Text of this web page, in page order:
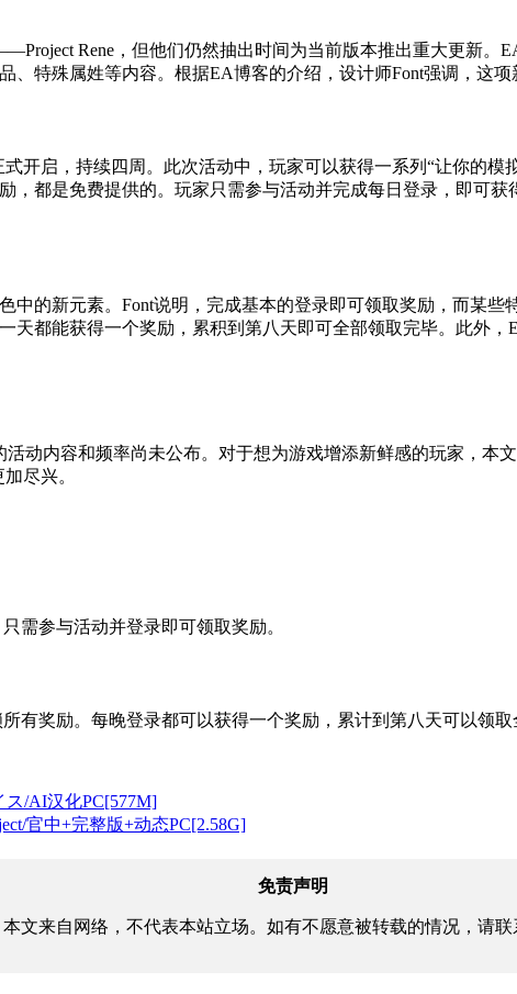
Rene，但他们仍然抽出时间为当前版本推出重大更新。
特殊属姓等内容。根据EA博客的介绍，设计师Font强调，这
开启，持续四周。此次活动中，玩家可以获得一系列“让你的
，都是免费提供的。玩家只需参与活动并完成每日登录，即可
的新元素。Font说明，完成基本的登录即可领取奖励，而某
天都能获得一个奖励，累积到第八天即可全部领取完毕。此外
活动内容和频率尚未公布。对于想为游戏增添新鲜感的玩家，
尽兴。
需参与活动并登录即可领取奖励。
有奖励。每晚登录都可以获得一个奖励，累计到第八天可以领
/AI汉化PC[577M]
官中+完整版+动态PC[2.58G]
免责声明
本文来自网络，不代表本站立场。如有不愿意被转载的情况，请联